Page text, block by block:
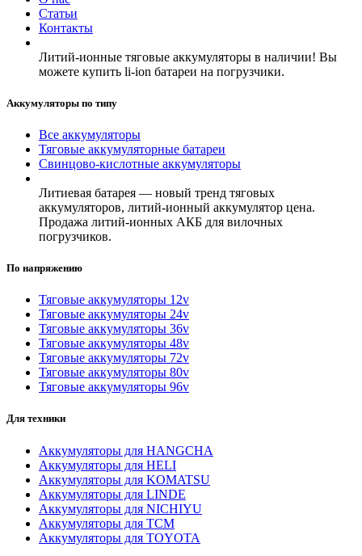
Статьи
Контакты
Литий-ионные тяговые аккумуляторы в наличии! Вы
можете купить li-ion батареи на погрузчики.
Аккумуляторы по типу
Все аккумуляторы
Тяговые аккумуляторные батареи
Свинцово-кислотные аккумуляторы
Литиевая батарея — новый тренд тяговых
аккумуляторов, литий-ионный аккумулятор цена.
Продажа литий-ионных АКБ для вилочных
погрузчиков.
По напряжению
Тяговые аккумуляторы 12v
Тяговые аккумуляторы 24v
Тяговые аккумуляторы 36v
Тяговые аккумуляторы 48v
Тяговые аккумуляторы 72v
Тяговые аккумуляторы 80v
Тяговые аккумуляторы 96v
Для техники
Аккумуляторы для HANGCHA
Аккумуляторы для HELI
Аккумуляторы для KOMATSU
Аккумуляторы для LINDE
Аккумуляторы для NICHIYU
Аккумуляторы для TCM
Аккумуляторы для TOYOTA